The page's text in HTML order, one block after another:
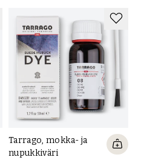
Tarrago, mokka- ja
nupukkiväri